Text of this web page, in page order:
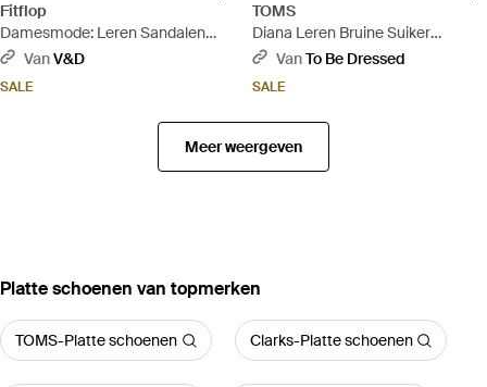
Fitflop
Damesmode: Leren Sandalen
Met Knoop - Zwart
VanV&D
SALE
TOMS
Diana Leren Bruine Suiker
Sandalen - Bruin
VanTo Be Dressed
SALE
Meer weergeven
‪Platte schoenen‬ van topmerken
TOMS-Platte schoenen Clarks-Platte schoenen